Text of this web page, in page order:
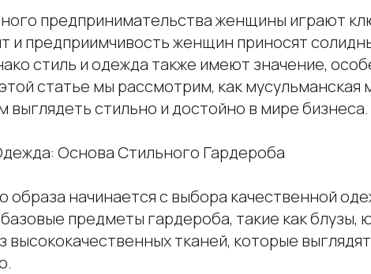
предпринимательства женщины играют
и предприимчивость женщин приносят
стиль и одежда также имеют значение,
статье мы рассмотрим, как мусульманская
стильно и достойно в мире бизнеса.
Основа Стильного Гардероба
образа начинается с выбора качественной
предметы гардероба, такие как блузы,
высококачественных тканей, которые